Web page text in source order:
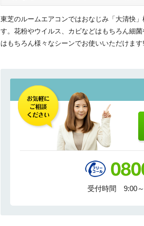
東芝のルームエアコンではおなじみ「大清快
す。花粉やウイルス、カビなどはもちろん細
はもちろん様々なシーンでお使いいただけます!
受付時間 9:00～